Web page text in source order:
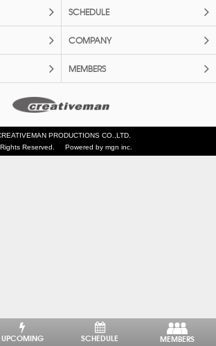
SCHEDULE
COMPANY
MEMBERS
PRODUCTIONS CO.,LTD.
Reserved.
Powered by mgn inc.
UPCOMING SCHEDULE MEMBERS